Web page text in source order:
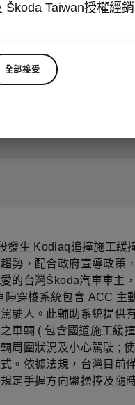
件宣導 智
發生 Kodiaq追撞施工緩
勢，配合政府宣導政策
的台灣Škoda汽車車主
穿梭系統包含 ACC 主
駛人。此輔助系統提供
車輛 ( 包含國道施工緩
周圍狀況及小心駕駛 ;
。依據法規，台灣目前
定手握方向盤操控及隨
Škoda Taiwan授權經銷
全部接受